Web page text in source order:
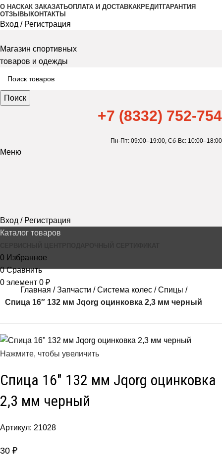
О НАСКАК ЗАКАЗАТЬОПЛАТА И ДОСТАВКАКРЕДИТГАРАНТИЯ
ОТЗЫВЫ КОНТАКТЫ
Вход / Регистрация
Магазин спортивных
товаров и одежды
Поиск
+7 (8332) 752-754
Пн-Пт: 09:00–19:00, Сб-Вс: 10:00–18:00
Меню
Вход / Регистрация
Каталог товаров
0 Избранное
0 Сравнить
0 элемент 0 ₽
Главная
Запчасти Система колес
Спицы
Спица 16″ 132 мм Jqorg оцинковка 2,3 мм черный
Нажмите, чтобы увеличить
Спица 16″ 132 мм Jqorg оцинковка
2,3 мм черный
Артикул: 21028
30 ₽